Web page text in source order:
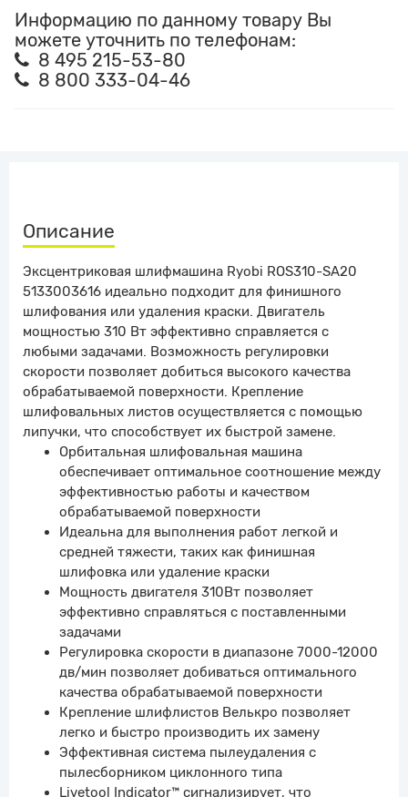
Информацию по данному товару Вы
можете уточнить по телефонам:
8 495 215-53-80
8 800 333-04-46
Описание
Эксцентриковая шлифмашина Ryobi ROS310-SA20
5133003616 идеально подходит для финишного
шлифования или удаления краски. Двигатель
мощностью 310 Вт эффективно справляется с
любыми задачами. Возможность регулировки
скорости позволяет добиться высокого качества
обрабатываемой поверхности. Крепление
шлифовальных листов осуществляется с помощью
липучки, что способствует их быстрой замене.
Орбитальная шлифовальная машина
обеспечивает оптимальное соотношение между
эффективностью работы и качеством
обрабатываемой поверхности
Идеальна для выполнения работ легкой и
средней тяжести, таких как финишная
шлифовка или удаление краски
Мощность двигателя 310Вт позволяет
эффективно справляться с поставленными
задачами
Регулировка скорости в диапазоне 7000-12000
дв/мин позволяет добиваться оптимального
качества обрабатываемой поверхности
Крепление шлифлистов Велькро позволяет
легко и быстро производить их замену
Эффективная система пылеудаления с
пылесборником циклонного типа
Livetool Indicator™ сигнализирует, что